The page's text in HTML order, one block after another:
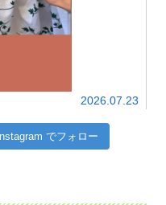
2026.07.23
でフォロー